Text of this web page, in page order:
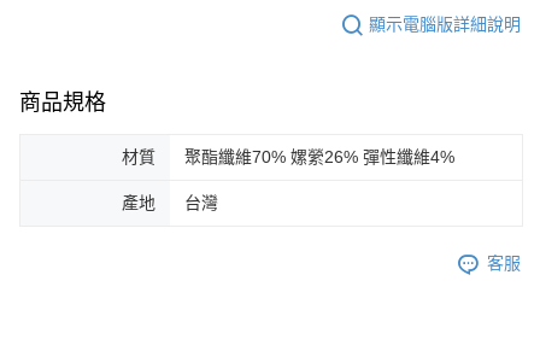
顯示電腦版詳細說明
商品規格
材質 聚酯纖維70% 嫘縈26% 彈性纖維4%
產地 台灣
客服